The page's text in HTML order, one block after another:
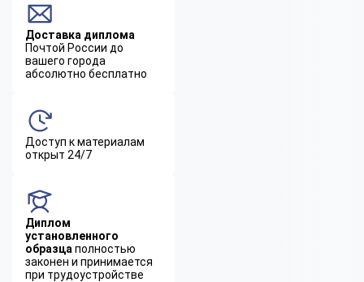
Доставка диплома
Почтой России до
вашего города
абсолютно бесплатно
Доступ к материалам
открыт 24/7
Диплом
установленного
образца полностью
законен и принимается
при трудоустройстве